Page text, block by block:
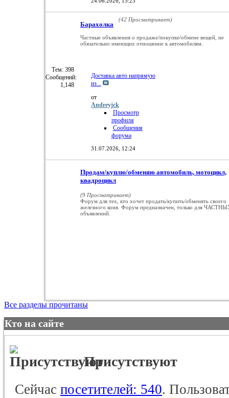
Барахолка
(42 Просматривает)
Частные объявления о продаже/покупке/обмене вещей, не
обязательно имеющих отношение к автомобилям.
Тем: 398
Сообщений:
1,148
Доставка авто напрямую
из...
от
Andreyjck
Просмотр
профиля
Сообщения
форума
31.07.2026, 12:24
Продам/куплю/обменяю автомобиль, мотоцикл,
квадроцикл
(9 Просматривает)
Форум для тех, кто хочет продать/купить/обменять своего
железного коня. Форум предназначен, только для
объявлений.
Все разделы прочитаны
Кто на сайте
Присутствуют
Сейчас посетителей: 540.